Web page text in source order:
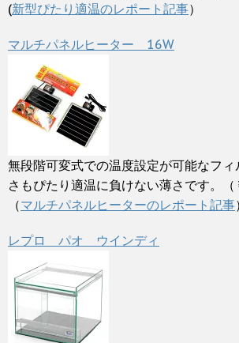
(新型ぴたり適温のレポート記事）
マルチパネルヒーター 16W
無段階可変式での温度設定が可能なフ
さもぴたり適温に負けない薄さです。（
（マルチパネルヒーターのレポート記事）
レプロ パオ ウインディ